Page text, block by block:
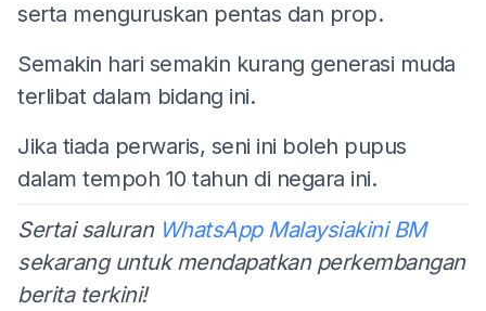
serta menguruskan pentas dan prop.
Semakin hari semakin kurang generasi muda
terlibat dalam bidang ini.
Jika tiada perwaris, seni ini boleh pupus
dalam tempoh 10 tahun di negara ini.
Sertai saluran WhatsApp Malaysiakini BM
sekarang untuk mendapatkan perkembangan
berita terkini!